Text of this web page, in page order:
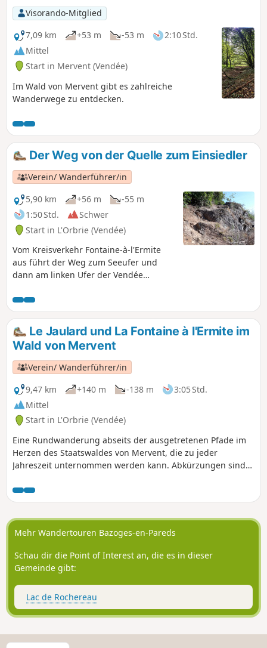
Visorando-Mitglied
7,09 km
+53 m -53 m
2:10 Std.
Mittel
Start in Mervent (Vendée)
Im Wald von Mervent gibt es zahlreiche
Wanderwege zu entdecken.
Der Weg von der Quelle zum Einsiedler
Verein/ Wanderführer/in
5,90 km
+56 m
-55 m
1:50 Std.
Schwer
Start in L'Orbrie (Vendée)
Vom Kreisverkehr Fontaine-à-l'Ermite
aus führt der Weg zum Seeufer und
dann am linken Ufer der Vendée
bevor er zur Allée de la Fontaine à
l'Ermite hinaufführt, die Sie zum
Ausgangspunkt zurückbringt. Achtung,
unebener Weg mit Kletterpassagen
entlang der Vendée.
Le Jaulard und La Fontaine à l'Ermite im
Wald von Mervent
Verein/ Wanderführer/in
9,47 km
+140 m -138 m
3:05 Std.
Mittel
Start in L'Orbrie (Vendée)
Eine Rundwanderung abseits der ausgetretenen Pfade im
Herzen des Staatswaldes von Mervent, die zu jeder
Jahreszeit unternommen werden kann. Abkürzungen sind
Mehr Wandertouren Bazoges-en-Pareds
Schau dir die Point of Interest an, die es in dieser
Gemeinde gibt:
Lac de Rochereau